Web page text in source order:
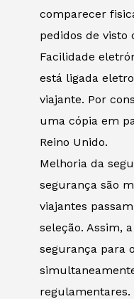
comparecer
pedidos de visto
Facilidade
está ligada
viajante. Por
uma cópia em
Reino Unido.
Melhoria da
segurança são
viajantes
seleção. Assim,
segurança para
regulamentares.